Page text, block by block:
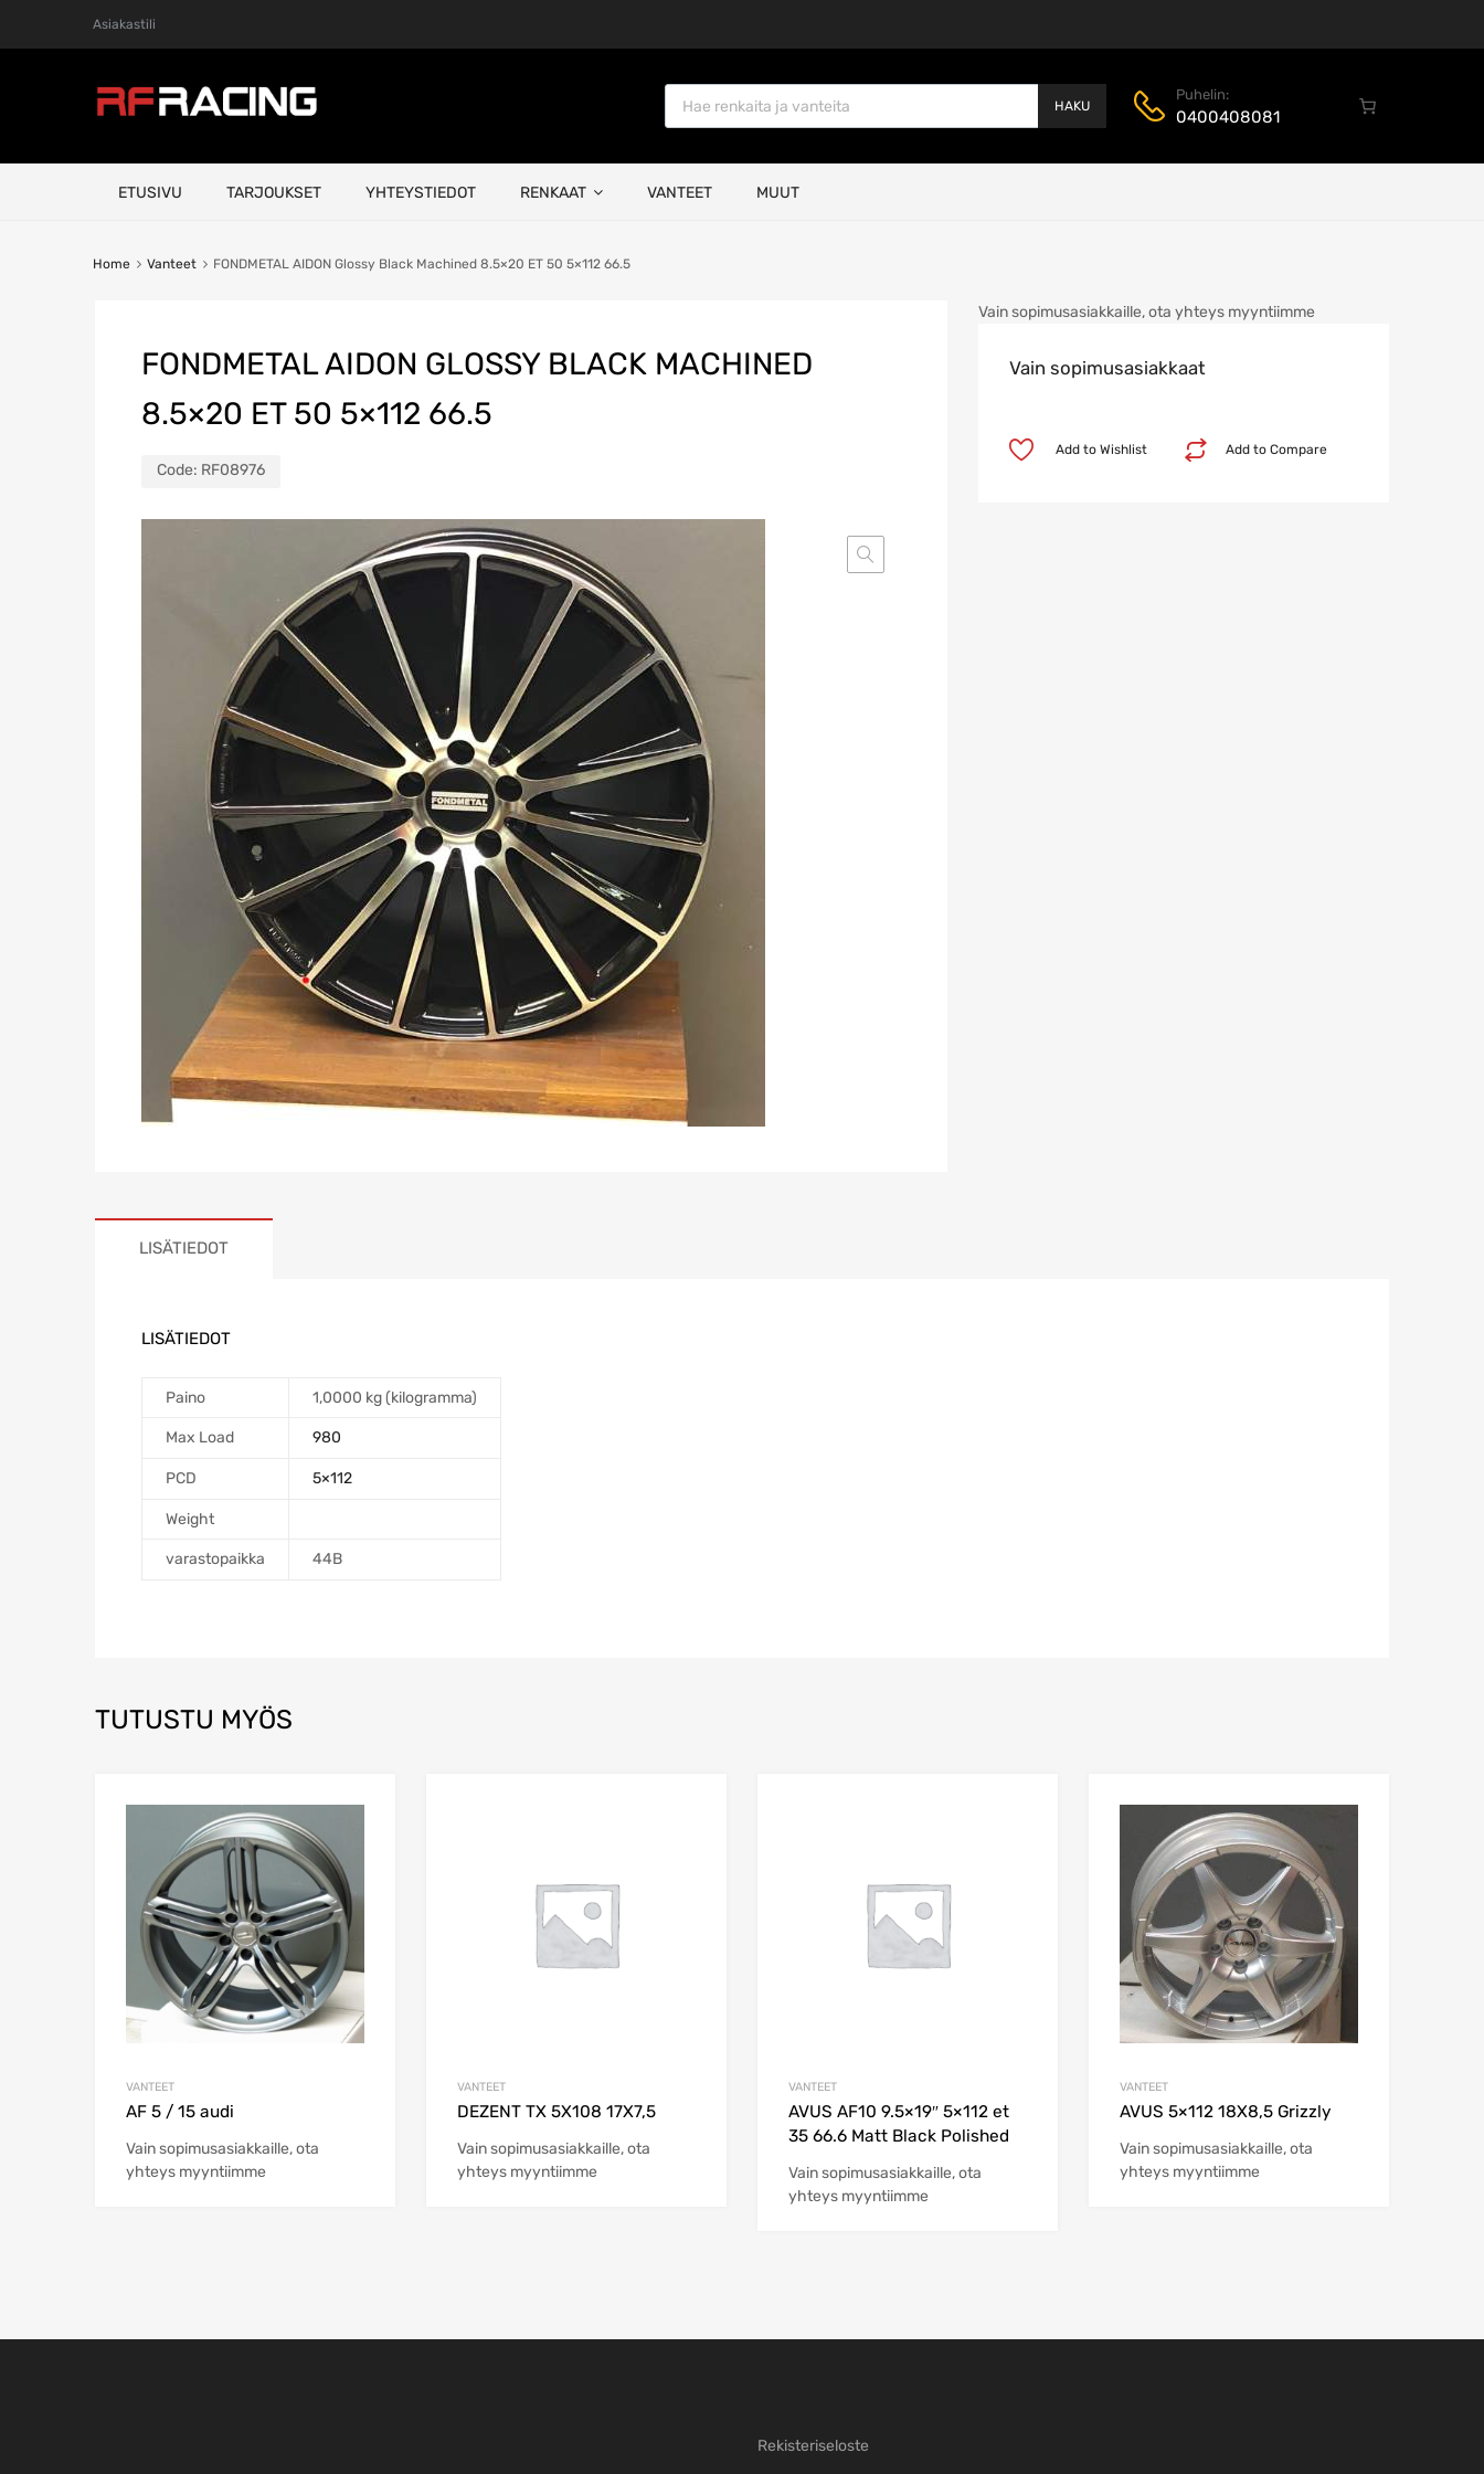
Asiakastili
Products search
HAKU
Puhelin:
0400408081
ETUSIVU TARJOUKSET YHTEYSTIEDOT RENKAAT VANTEET MUUT
Home Vanteet FONDMETAL AIDON Glossy Black Machined 8.5×20 ET 50 5×112 66.5
FONDMETAL AIDON GLOSSY BLACK MACHINED
8.5×20 ET 50 5×112 66.5
Code: RF08976
Vain sopimusasiakkaille, ota yhteys myyntiimme
Vain sopimusasiakkaat
Add to Compare
Add to Wishlist
LISÄTIEDOT
LISÄTIEDOT
Paino 1,0000 kg (kilogramma)
Max Load 980
PCD 5×112
Weight
varastopaikka 44B
TUTUSTU MYÖS
VANTEET
AF 5 / 15 audi
Vain sopimusasiakkaille, ota
yhteys myyntiimme
VANTEET
DEZENT TX 5X108 17X7,5
Vain sopimusasiakkaille, ota
yhteys myyntiimme
VANTEET
AVUS AF10 9.5×19″ 5×112 et
35 66.6 Matt Black Polished
Vain sopimusasiakkaille, ota
yhteys myyntiimme
VANTEET
AVUS 5×112 18X8,5 Grizzly
Vain sopimusasiakkaille, ota
yhteys myyntiimme
Rekisteriseloste